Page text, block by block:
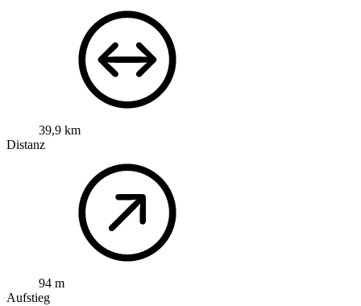
39,9 km
Distanz
94 m
Aufstieg